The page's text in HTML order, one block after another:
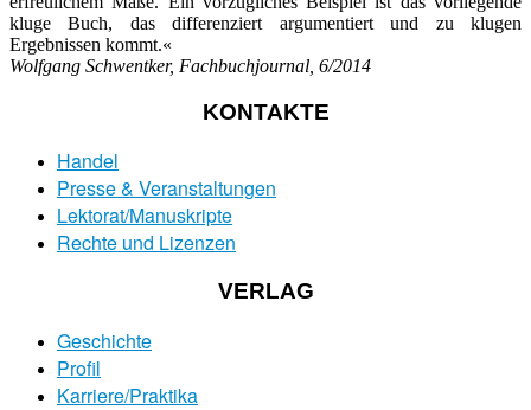
kluge Buch, das differenziert argumentiert und zu klugen
Ergebnissen kommt.«
Wolfgang Schwentker, Fachbuchjournal, 6/2014
KONTAKTE
Handel
Presse & Veranstaltungen
Lektorat/Manuskripte
Rechte und Lizenzen
VERLAG
Geschichte
Profil
Karriere/Praktika